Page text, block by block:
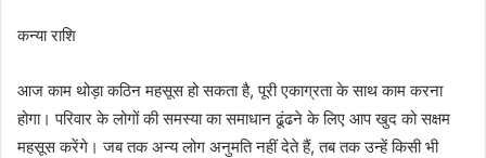
कन्या राशि
आज काम थोड़ा कठिन महसूस हो सकता है, पूरी एकाग्रता के साथ काम करना
होगा। परिवार के लोगों की समस्या का समाधान ढूंढने के लिए आप खुद को सक्षम
महसूस करेंगे। जब तक अन्य लोग अनुमति नहीं देते हैं, तब तक उन्हें किसी भी